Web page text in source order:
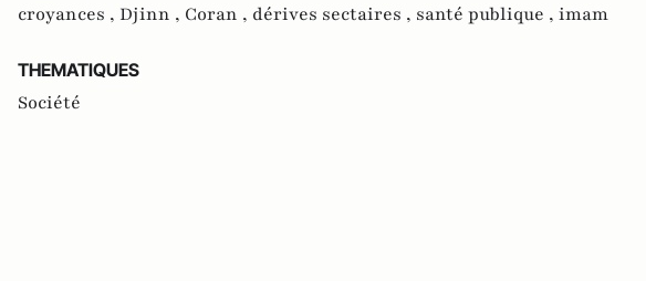
croyances , Djinn , Coran , dérives sectaires , santé publique , imam
THEMATIQUES
Société